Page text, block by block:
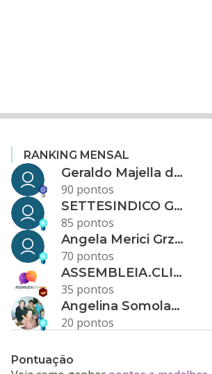
RANKING MENSAL
Geraldo Majella da Silva
90 pontos
SETTESINDICO GOVERNANÇA CONDOMINIAL
85 pontos
Angela Merici Grzybowski
70 pontos
ASSEMBLEIA.CLICK
35 pontos
Angelina Somolanji R. Oliveira
20 pontos
Pontuação